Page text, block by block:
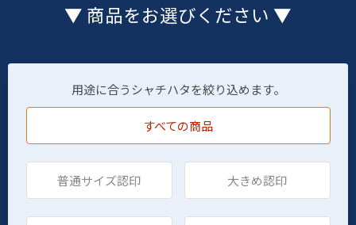
▼ 商品をお選びください ▼
用途に合うシャチハタを絞り込めます。
すべての商品
普通サイズ認印 大きめ認印